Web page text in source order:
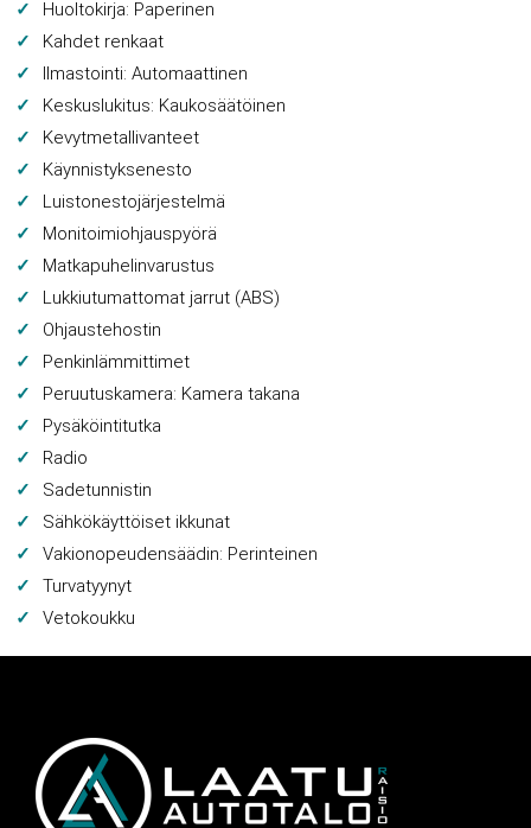
Huoltokirja: Paperinen
Kahdet renkaat
Ilmastointi: Automaattinen
Keskuslukitus: Kaukosäätöinen
Kevytmetallivanteet
Käynnistyksenesto
Luistonestojärjestelmä
Monitoimiohjauspyörä
Matkapuhelinvarustus
Lukkiutumattomat jarrut (ABS)
Ohjaustehostin
Penkinlämmittimet
Peruutuskamera: Kamera takana
Pysäköintitutka
Radio
Sadetunnistin
Sähkökäyttöiset ikkunat
Vakionopeudensäädin: Perinteinen
Turvatyynyt
Vetokoukku